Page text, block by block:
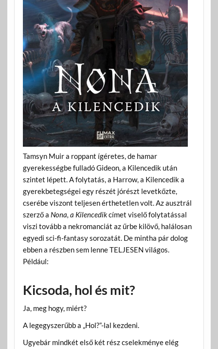
Tamsyn Muir a roppant ígéretes, de hamar
gyerekességbe fulladó Gideon, a Kilencedik után
szintet lépett. A folytatás, a Harrow, a Kilencedik a
gyerekbetegségei egy részét jórészt levetkőzte,
cserébe viszont teljesen érthetetlen volt. Az ausztrál
szerző a Nona, a Kilencedikcímet viselő folytatással
viszi tovább a nekromanciát az űrbe kilövő, halálosan
egyedi sci-fi-fantasy sorozatát. De mintha pár dolog
ebben a részben sem lenne TELJESEN világos.
Például:
Kicsoda, hol és mit?
Ja, meg hogy, miért?
A legegyszerűbb a „Hol?”-lal kezdeni.
Ugyebár mindkét első két rész cselekménye elég